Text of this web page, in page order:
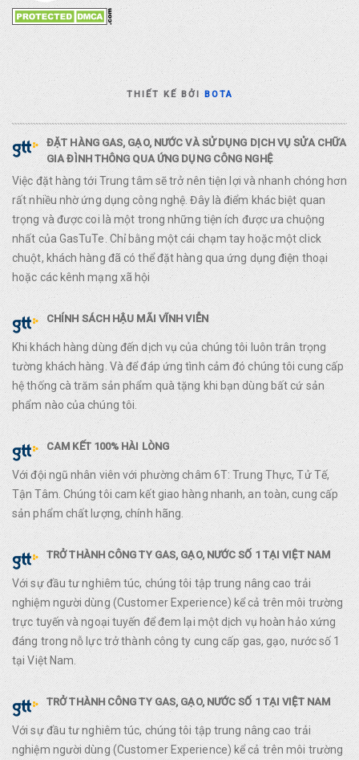
THIẾT KẾ BỞIBOTA
ĐẶT HÀNG GAS, GẠO, NƯỚC VÀ SỬ DỤNG DỊCH VỤ SỬA CHỮA
GIA ĐÌNH THÔNG QUA ỨNG DỤNG CÔNG NGHỆ
Việc đặt hàng tới Trung tâm sẽ trở nên tiện lợi và nhanh chóng hơn
rất nhiều nhờ ứng dụng công nghệ. Đây là điểm khác biệt quan
trọng và được coi là một trong những tiện ích được ưa chuộng
nhất của GasTuTe. Chỉ bằng một cái chạm tay hoặc một click
chuột, khách hàng đã có thể đặt hàng qua ứng dụng điện thoại
hoặc các kênh mạng xã hội
CHÍNH SÁCH HẬU MÃI VĨNH VIỄN
Khi khách hàng dùng đến dịch vụ của chúng tôi luôn trân trọng
tường khách hàng. Và để đáp ứng tình cảm đó chúng tôi cung cấp
hệ thống cà trăm sản phẩm quà tặng khi bạn dùng bất cứ sản
phẩm nào của chúng tôi.
CAM KẾT 100% HÀI LÒNG
Với đội ngũ nhân viên với phường châm 6T: Trung Thực, Tử Tế,
Tận Tâm. Chúng tôi cam kết giao hàng nhanh, an toàn, cung cấp
sản phẩm chất lượng, chính hãng.
TRỞ THÀNH CÔNG TY GAS, GẠO, NƯỚC SỐ 1 TẠI VIỆT NAM
Với sự đầu tư nghiêm túc, chúng tôi tập trung nâng cao trải
nghiệm người dùng (Customer Experience) kể cả trên môi trường
trực tuyến và ngoại tuyến để đem lại một dịch vụ hoàn hảo xứng
đáng trong nỗ lực trở thành công ty cung cấp gas, gạo, nước số 1
tại Việt Nam.
TRỞ THÀNH CÔNG TY GAS, GẠO, NƯỚC SỐ 1 TẠI VIỆT NAM
Với sự đầu tư nghiêm túc, chúng tôi tập trung nâng cao trải
nghiệm người dùng (Customer Experience) kể cả trên môi trường